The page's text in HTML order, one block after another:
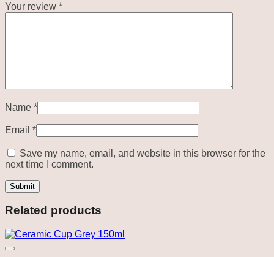
Your review *
Name *
Email *
Save my name, email, and website in this browser for the
next time I comment.
Related products